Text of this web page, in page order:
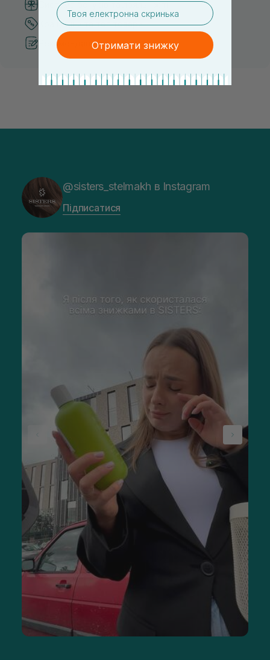
Система бонусів та лояльності
Кращі ціни та топ товари
Рекомендації від косметологів
@sisters_stelmakh в Instagram
Підписатися
email
Отримати знижку